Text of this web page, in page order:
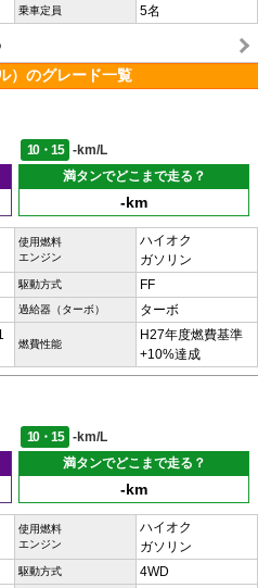
乗車定員 5名
）のグレード一覧
10・15
-km/L
満タンでどこまで走る？
-km
使用燃料
エンジン
ハイオク
ガソリン
駆動方式 FF
過給器（ターボ） ターボ
燃費性能
H27年度燃費基準
+10%達成
10・15
-km/L
満タンでどこまで走る？
-km
使用燃料
エンジン
ハイオク
ガソリン
駆動方式 4WD